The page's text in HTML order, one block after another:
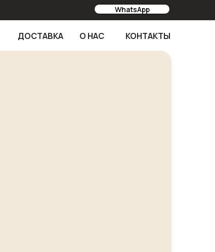
WhatsApp
ДОСТАВКА О НАС КОНТАКТЫ